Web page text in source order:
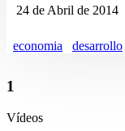
24 de Abril de 2014
economia desarrollo
1
Vídeos